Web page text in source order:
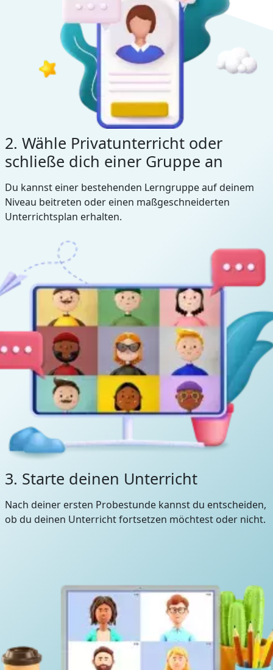
2. Wähle Privatunterricht oder
schließe dich einer Gruppe an
Du kannst einer bestehenden Lerngruppe auf deinem
Niveau beitreten oder einen maßgeschneiderten
Unterrichtsplan erhalten.
3. Starte deinen Unterricht
Nach deiner ersten Probestunde kannst du entscheiden,
ob du deinen Unterricht fortsetzen möchtest oder nicht.